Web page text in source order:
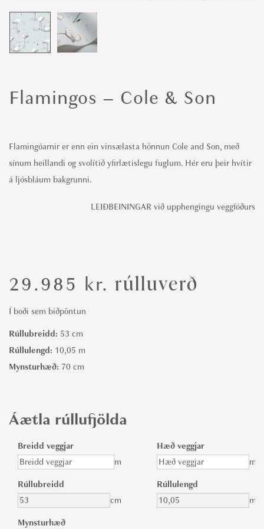
Flamingos – Cole & Son
29.985 kr. rúlluverð
Flamingóarnir er enn ein vinsælasta hönnun Cole and Son, með
sínum heillandi og svolítið yfirlætislegu fuglum. Hér eru þeir hvítir
á ljósbláum bakgrunni.
LEIÐBEININGAR við upphengingu veggfóðurs
Í boði sem biðpöntun
Rúllubreidd: 53 cm
Rúllulengd: 10,05 m
Mynsturhæð: 70 cm
Áætla rúllufjölda
Breidd veggjar
m
Hæð veggjar
m
Rúllubreidd
cm
Rúllulengd
m
Mynsturhæð